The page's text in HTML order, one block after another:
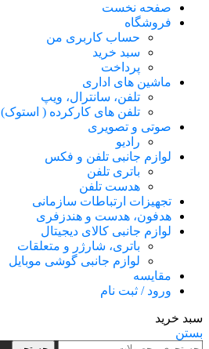
صفحه نخست
فروشگاه
حساب کاربری من
سبد خرید
پرداخت
ماشین های اداری
تلفن، سانترال، ویپ
تلفن های کارکرده ( استوک)
صوتی و تصویری
رادیو
لوازم جانبی تلفن و فکس
باتری تلفن
هدست تلفن
تجهیزات ارتباطات سازمانی
هدفون، هدست و هندزفری
لوازم جانبی کالای دیجیتال
باتری، شارژر و متعلقات
لوازم جانبی گوشی موبایل
مقایسه
ورود / ثبت نام
سبد خرید
بستن